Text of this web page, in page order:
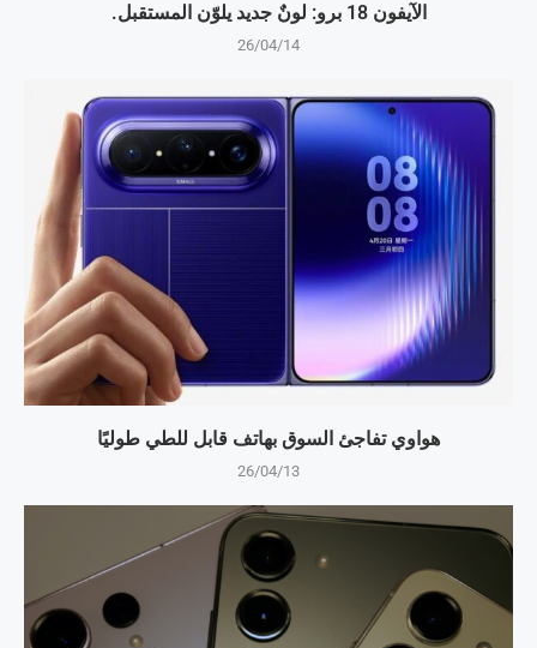
الآيفون 18 برو: لونٌ جديد يلوّن المستقبل.
26/04/14
هواوي تفاجئ السوق بهاتف قابل للطي طوليًا
26/04/13